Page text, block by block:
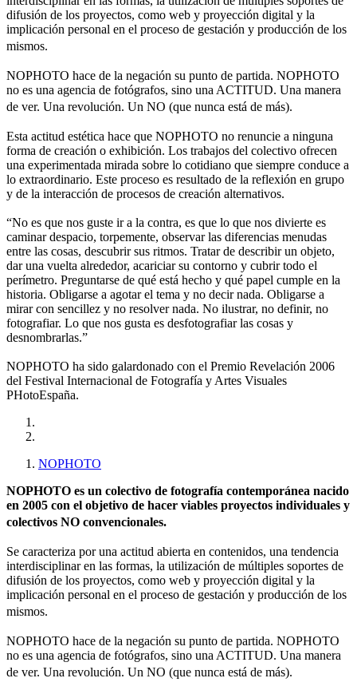
difusión de los proyectos, como web y proyección digital y la
implicación personal en el proceso de gestación y producción de los
mismos.
NOPHOTO hace de la negación su punto de partida. NOPHOTO
no es una agencia de fotógrafos, sino una ACTITUD. Una manera
de ver. Una revolución. Un NO (que nunca está de más).
Esta actitud estética hace que NOPHOTO no renuncie a ninguna
forma de creación o exhibición. Los trabajos del colectivo ofrecen
una experimentada mirada sobre lo cotidiano que siempre conduce a
lo extraordinario. Este proceso es resultado de la reflexión en grupo
y de la interacción de procesos de creación alternativos.
“No es que nos guste ir a la contra, es que lo que nos divierte es
caminar despacio, torpemente, observar las diferencias menudas
entre las cosas, descubrir sus ritmos. Tratar de describir un objeto,
dar una vuelta alrededor, acariciar su contorno y cubrir todo el
perímetro. Preguntarse de qué está hecho y qué papel cumple en la
historia. Obligarse a agotar el tema y no decir nada. Obligarse a
mirar con sencillez y no resolver nada. No ilustrar, no definir, no
fotografiar. Lo que nos gusta es desfotografiar las cosas y
desnombrarlas.”
NOPHOTO ha sido galardonado con el Premio Revelación 2006
del Festival Internacional de Fotografía y Artes Visuales
PHotoEspaña.
NOPHOTO
NOPHOTO es un colectivo de fotografía contemporánea nacido
en 2005 con el objetivo de hacer viables proyectos individuales y
colectivos NO convencionales.
Se caracteriza por una actitud abierta en contenidos, una tendencia
interdisciplinar en las formas, la utilización de múltiples soportes de
difusión de los proyectos, como web y proyección digital y la
implicación personal en el proceso de gestación y producción de los
mismos.
NOPHOTO hace de la negación su punto de partida. NOPHOTO
no es una agencia de fotógrafos, sino una ACTITUD. Una manera
de ver. Una revolución. Un NO (que nunca está de más).